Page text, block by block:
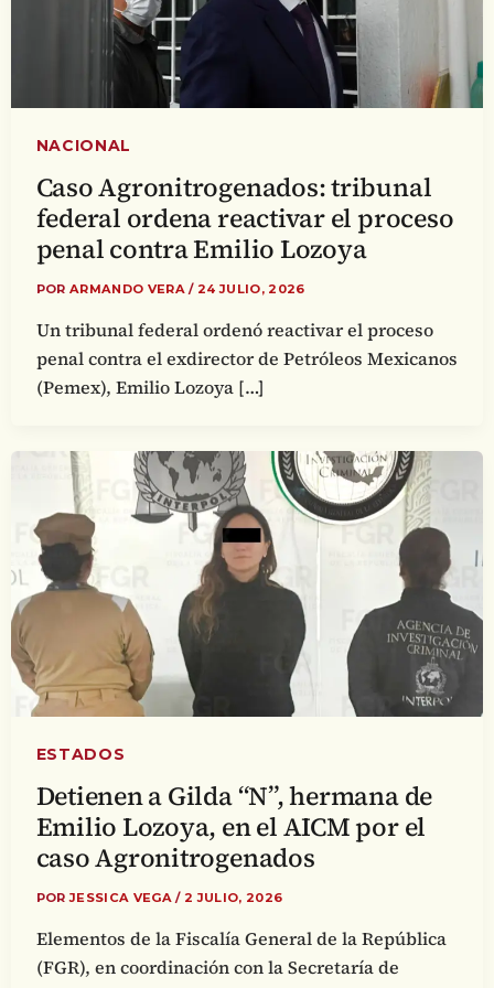
NACIONAL
Caso Agronitrogenados: tribunal
federal ordena reactivar el proceso
penal contra Emilio Lozoya
POR ARMANDO VERA/ 24 JULIO, 2026
Un tribunal federal ordenó reactivar el proceso
penal contra el exdirector de Petróleos Mexicanos
(Pemex), Emilio Lozoya […]
ESTADOS
Detienen a Gilda “N”, hermana de
Emilio Lozoya, en el AICM por el
caso Agronitrogenados
PORJESSICA VEGA/ 2 JULIO, 2026
Elementos de la Fiscalía General de la República
(FGR), en coordinación con la Secretaría de